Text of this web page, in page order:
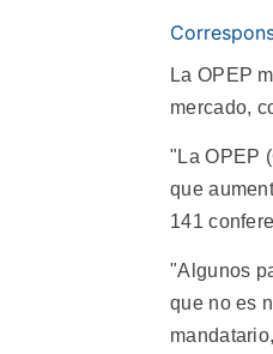
La OPEP
mercado,
"La OPEP
que
141
"Algunos
que no es